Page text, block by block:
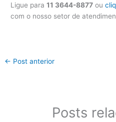
Ligue para11 3644-8877 ou
com o nosso setor de
← Post anterior
Posts